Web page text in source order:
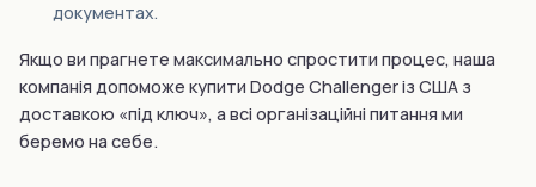
документах.
Якщо ви прагнете максимально спростити процес, наша
компанія допоможе купити Dodge Challenger із США з
доставкою «під ключ», а всі організаційні питання ми
беремо на себе.